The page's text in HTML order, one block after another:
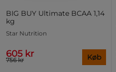
BIG BUY Ultimate BCAA 1,14
kg
Star Nutrition
605 kr
756 kr Køb